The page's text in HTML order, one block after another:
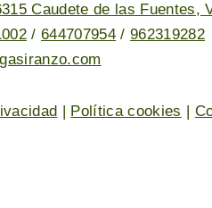
Caudete de las Fuentes,
/ 644707954 /962319282
| Política cookies |